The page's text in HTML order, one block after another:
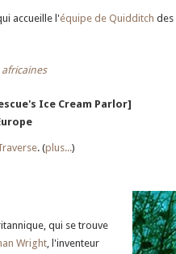
accueille l'équipe de Quidditch des
Ice Cream Parlor]
. (plus...)
qui se trouve
Wright, l'inventeur